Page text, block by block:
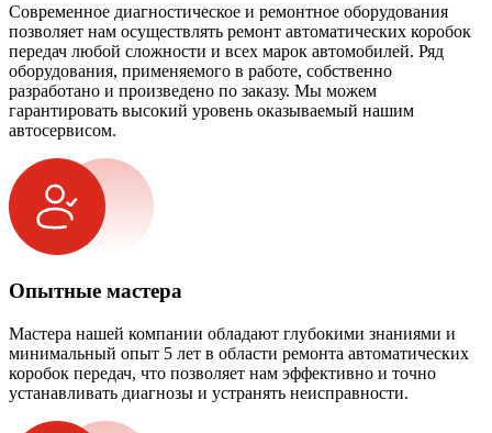
Современное диагностическое и ремонтное оборудования
позволяет нам осуществлять ремонт автоматических коробок
передач любой сложности и всех марок автомобилей. Ряд
оборудования, применяемого в работе, собственно
разработано и произведено по заказу. Мы можем
гарантировать высокий уровень оказываемый нашим
автосервисом.
Опытные мастера
Мастера нашей компании обладают глубокими знаниями и
минимальный опыт 5 лет в области ремонта автоматических
коробок передач, что позволяет нам эффективно и точно
устанавливать диагнозы и устранять неисправности.